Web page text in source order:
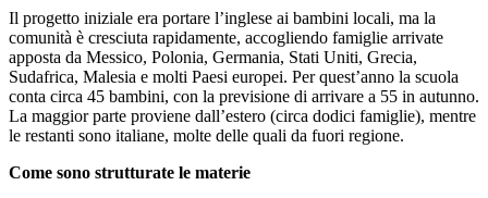
Il progetto iniziale era portare l’inglese ai bambini locali, ma la
comunità è cresciuta rapidamente, accogliendo famiglie arrivate
apposta da Messico, Polonia, Germania, Stati Uniti, Grecia,
Sudafrica, Malesia e molti Paesi europei. Per quest’anno la scuola
conta circa 45 bambini, con la previsione di arrivare a 55 in autunno.
La maggior parte proviene dall’estero (circa dodici famiglie), mentre
le restanti sono italiane, molte delle quali da fuori regione.
Come sono strutturate le materie